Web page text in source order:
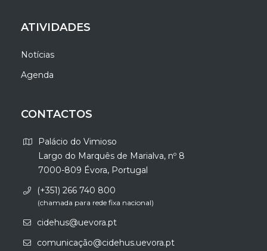
ATIVIDADES
Notícias
Agenda
CONTACTOS
Palácio do Vimioso
Largo do Marquês de Marialva, nº 8
7000-809 Évora, Portugal
(+351) 266 740 800
(chamada para rede fixa nacional)
cidehus@uevora.pt
comunicação@cidehus.uevora.pt